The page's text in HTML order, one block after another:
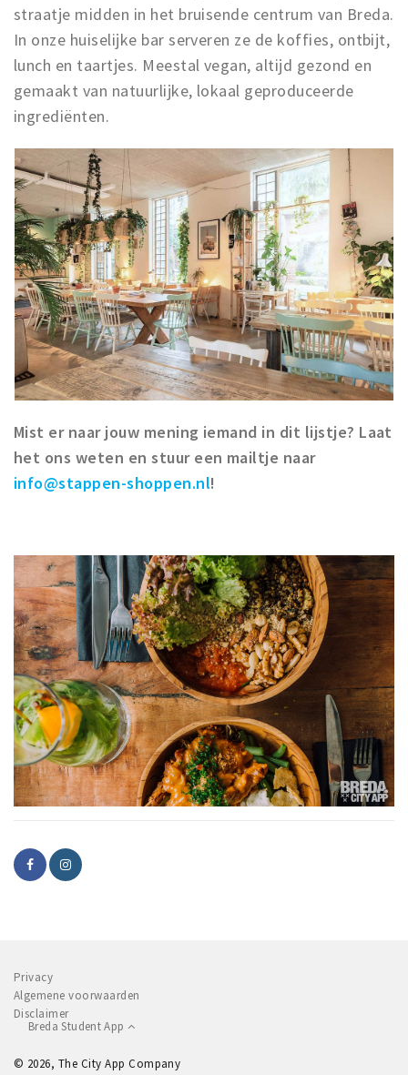
straatje midden in het bruisende centrum van Breda.
In onze huiselijke bar serveren ze de koffies, ontbijt,
lunch en taartjes. Meestal vegan, altijd gezond en
gemaakt van natuurlijke, lokaal geproduceerde
ingrediënten.
Mist er naar jouw mening iemand in dit lijstje? Laat
het ons weten en stuur een mailtje naar
info@stappen-shoppen.nl!
Privacy
Algemene voorwaarden
Disclaimer
Breda Student App
© 2026, The City App Company